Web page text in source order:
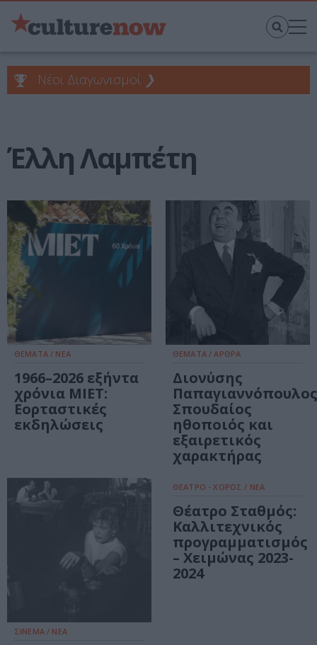
Νέοι Διαγωνισμοί ❯
Έλλη Λαμπέτη
ΘΕΜΑΤΑ / ΝΕΑ
1966–2026 εξήντα
χρόνια ΜΙΕΤ:
Εορταστικές
εκδηλώσεις
ΘΕΜΑΤΑ / ΑΡΘΡΑ
Διονύσης
Σπουδαίος
ηθοποιός και
εξαιρετικός
χαρακτήρας
ΣΙΝΕΜΑ / ΝΕΑ
ΘΕΑΤΡΟ - ΧΟΡΟΣ / ΝΕΑ
Θέατρο Σταθμός:
Καλλιτεχνικός
προγραμματισμός
– Χειμώνας 2023-
2024